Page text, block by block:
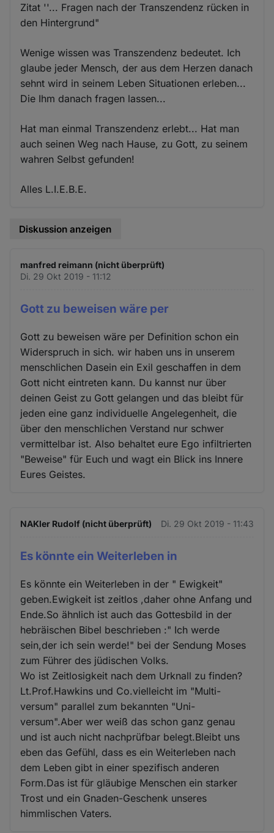
Zitat ''... Fragen nach der Transzendenz rücken in
den Hintergrund"
Wenige wissen was Transzendenz bedeutet. Ich
glaube jeder Mensch, der aus dem Herzen danach
sehnt wird in seinem Leben Situationen erleben...
Die Ihm danach fragen lassen...
Hat man einmal Transzendenz erlebt... Hat man
auch seinen Weg nach Hause, zu Gott, zu seinem
wahren Selbst gefunden!
Alles L.I.E.B.E.
Diskussion anzeigen
manfred reimann (nicht überprüft)
Di. 29 Okt 2019 - 11:12
Gott zu beweisen wäre per
Gott zu beweisen wäre per Definition schon ein
Widerspruch in sich. wir haben uns in unserem
menschlichen Dasein ein Exil geschaffen in dem
Gott nicht eintreten kann. Du kannst nur über
deinen Geist zu Gott gelangen und das bleibt für
jeden eine ganz individuelle Angelegenheit, die
über den menschlichen Verstand nur schwer
vermittelbar ist. Also behaltet eure Ego infiltrierten
"Beweise" für Euch und wagt ein Blick ins Innere
Eures Geistes.
NAKler Rudolf (nicht überprüft) Di. 29 Okt 2019 - 11:43
Es könnte ein Weiterleben in
Es könnte ein Weiterleben in der " Ewigkeit"
geben.Ewigkeit ist zeitlos ,daher ohne Anfang und
Ende.So ähnlich ist auch das Gottesbild in der
hebräischen Bibel beschrieben :" Ich werde
sein,der ich sein werde!" bei der Sendung Moses
zum Führer des jüdischen Volks.
Wo ist Zeitlosigkeit nach dem Urknall zu finden?
Lt.Prof.Hawkins und Co.vielleicht im "Multi-
versum" parallel zum bekannten "Uni-
versum".Aber wer weiß das schon ganz genau
und ist auch nicht nachprüfbar belegt.Bleibt uns
eben das Gefühl, dass es ein Weiterleben nach
dem Leben gibt in einer spezifisch anderen
Form.Das ist für gläubige Menschen ein starker
Trost und ein Gnaden-Geschenk unseres
himmlischen Vaters.